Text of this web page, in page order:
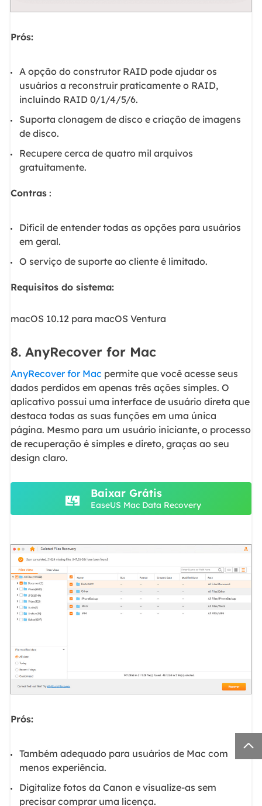
Prós:
A opção do construtor RAID pode ajudar os
usuários a reconstruir praticamente o RAID,
incluindo RAID 0/1/4/5/6.
Suporta clonagem de disco e criação de imagens
de disco.
Recupere cerca de quatro mil arquivos
gratuitamente.
Contras:
Difícil de entender todas as opções para usuários
em geral.
O serviço de suporte ao cliente é limitado.
Requisitos do sistema:
macOS 10.12 para macOS Ventura
8. AnyRecover for Mac
AnyRecover for Mac permite que você acesse seus
dados perdidos em apenas três ações simples. O
aplicativo possui uma interface de usuário direta que
destaca todas as suas funções em uma única
página. Mesmo para um usuário iniciante, o processo
de recuperação é simples e direto, graças ao seu
design claro.
Baixar Grátis
EaseUS Mac Data Recovery
Prós:
Também adequado para usuários de Mac com
menos experiência.
Digitalize fotos da Canon e visualize-as sem
precisar comprar uma licença.
